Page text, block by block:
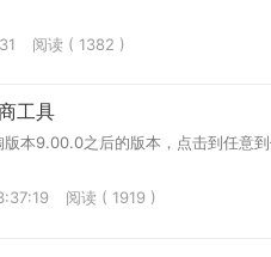
阅读 ( 1382 )
工具
本9.00.0之后的版本，点击到任意
阅读 ( 1919 )